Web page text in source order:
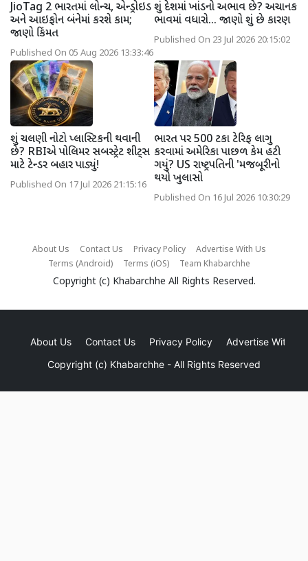
JioTag 2 ભારતમાં લોન્ચ, એન્ડ્રોઇડ
અને આઇફોન બંનેમાં કરશે કામ;
જાણો કિંમત
Published On 05 Aug 2026 13:33:46
શું દેશમાં ખાંડનો અભાવ છે? અચાનક
ભાવમાં વધારો... જાણો શું છે કારણ
Published On 23 Jul 2026 20:15:02
શું ચલણી નોટો પ્લાસ્ટિકની થવાની
છે? RBIએ પોલિમર સબસ્ટ્રેટ શીટ્સ
માટે ટેન્ડર બહાર પાડ્યું!
Published On 17 Jul 2026 21:15:16
ભારત પર 500 ટકા ટેરિફ લાગુ
કરવામાં અમેરિકા પાછળ કેમ હટી
ગયું? US રાષ્ટ્રપતિની 'મજબૂરી'નો
થયો ખુલાસો
Published On 16 Jul 2026 10:30:29
About Us Contact Us Privacy Policy
Advertise With Us
Terms (Android)
Terms (iOS) Team Khabarchhe
Copyright (c) Khabarchhe All Rights Reserved.
About Us Contact Us Privacy Policy
Advertise With Us
Copyright (c) Khabarchhe - All Rights Reserved